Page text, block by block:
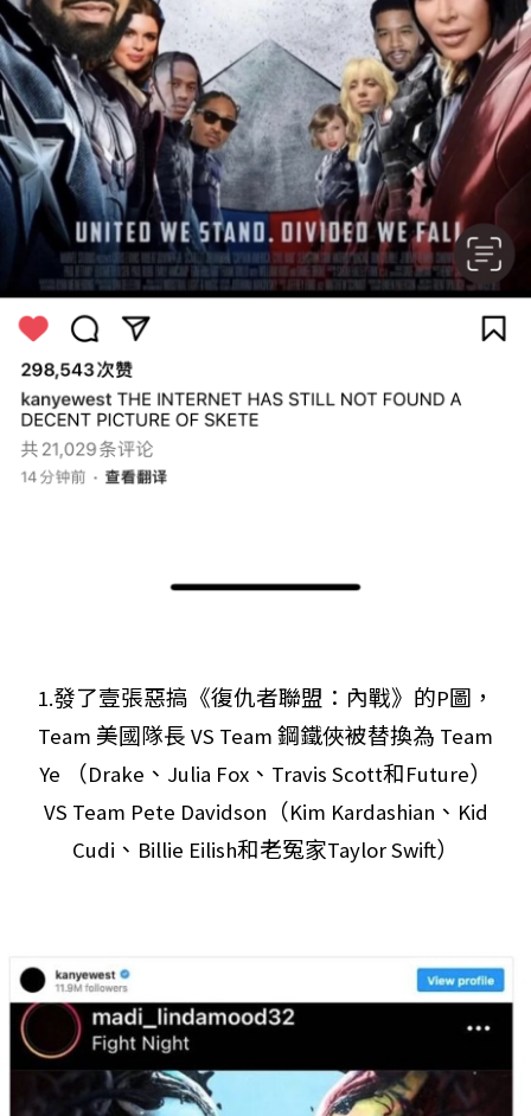
1.發了壹張惡搞《復仇者聯盟：內戰》的P圖，
Team 美國隊長 VS Team 鋼鐵俠被替換為 Team
Ye （Drake、Julia Fox、Travis Scott和Future）
VS Team Pete Davidson（Kim Kardashian、Kid
Cudi、Billie Eilish和老冤家Taylor Swift）